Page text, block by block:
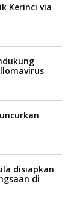
Kerinci via
dan
disiapkan
di